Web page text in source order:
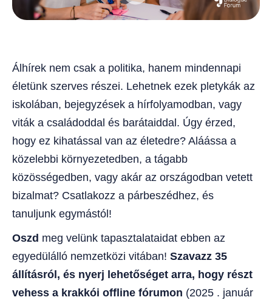
Álhírek nem csak a politika, hanem mindennapi
életünk szerves részei. Lehetnek ezek pletykák az
iskolában, bejegyzések a hírfolyamodban, vagy
viták a családoddal és barátaiddal. Úgy érzed,
hogy ez kihatással van az életedre? Aláássa a
közelebbi környezetedben, a tágabb
közösségedben, vagy akár az országodban vetett
bizalmat? Csatlakozz a párbeszédhez, és
tanuljunk egymástól!
Oszd meg velünk tapasztalataidat ebben az
egyedülálló nemzetközi vitában! Szavazz 35
állításról, és nyerj lehetőséget arra, hogy részt
vehess a krakkói offline fórumon (2025 . január